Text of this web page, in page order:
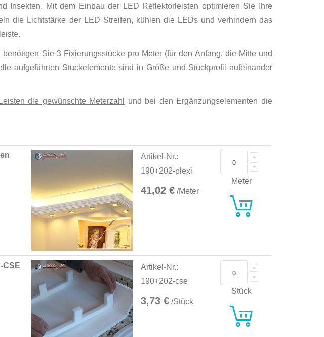
Insekten. Mit dem Einbau der LED Reflektorleisten optimieren Sie Ihre
die Lichtstärke der LED Streifen, kühlen die LEDs und verhindern das
Sie 3 Fixierungsstücke pro Meter (für den Anfang, die Mitte und
aufgeführten Stuckelemente sind in Größe und Stuckprofil aufeinander
die gewünschte Meterzahl
und bei den Ergänzungselementen die
Artikel-Nr.:
190+202-plexi
41,02 € /Meter
Meter
CSE
Artikel-Nr.:
190+202-cse
3,73 € /Stück
Stück